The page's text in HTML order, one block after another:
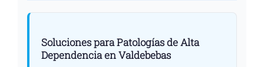
Soluciones para Patologías de Alta
Dependencia en Valdebebas